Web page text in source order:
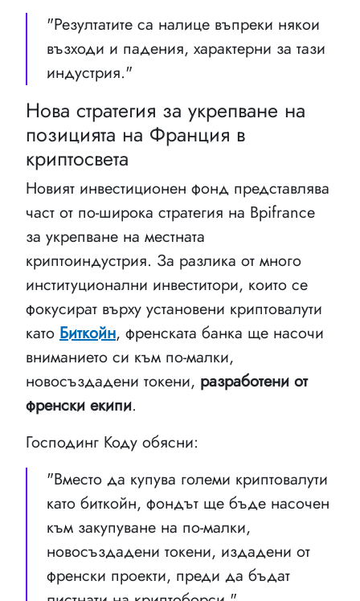
"Резултатите са налице въпреки някои
възходи и падения, характерни за тази
индустрия."
Нова стратегия за укрепване на
позицията на Франция в
криптосвета
Новият инвестиционен фонд представлява
част от по-широка стратегия на Bpifrance
за укрепване на местната
криптоиндустрия. За разлика от много
институционални инвеститори, които се
фокусират върху установени криптовалути
като Биткойн, френската банка ще насочи
вниманието си към по-малки,
новосъздадени токени, разработени от
френски екипи.
Господинг Коду обясни:
"Вместо да купува големи криптовалути
като биткойн, фондът ще бъде насочен
към закупуване на по-малки,
новосъздадени токени, издадени от
френски проекти, преди да бъдат